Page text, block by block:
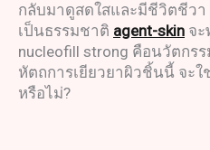
กลับมาดูสดใสและมีชีวิตชีว
เป็นธรรมชาติ agent-skin จ
nucleofill strong คือนวัตกร
หัตถการเยียวยาผิวชิ้นนี้ จะ
หรือไม่?